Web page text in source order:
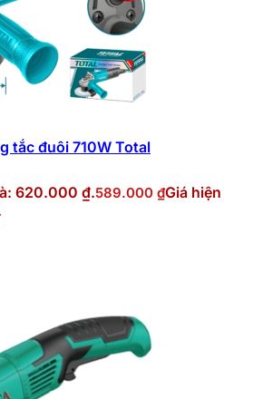
tắc đuôi 710W Total
620.000 ₫.589.000 ₫Giá hiện